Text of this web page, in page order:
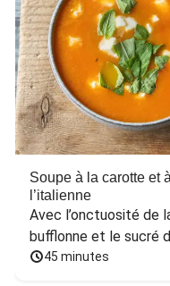
Soupe à la carotte et
l’italienne
Avec l’onctuosité de
bufflonne et le sucré
et aux noix
45 minutes